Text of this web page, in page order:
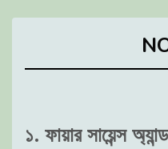
১. ফায়ার সায়েন্স